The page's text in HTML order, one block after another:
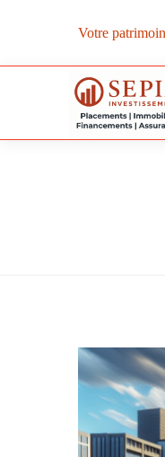
Votre